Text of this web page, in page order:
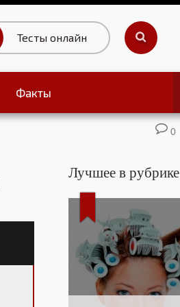
Тесты онлайн
Факты
0
Лучшее в рубрике